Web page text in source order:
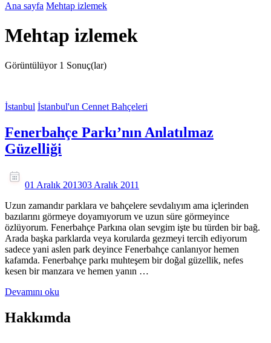
Ana sayfa Mehtap izlemek
Mehtap izlemek
Görüntülüyor 1 Sonuç(lar)
İstanbul İstanbul'un Cennet Bahçeleri
Fenerbahçe Parkı’nın Anlatılmaz
Güzelliği
01 Aralık 201303 Aralık 2011
Uzun zamandır parklara ve bahçelere sevdalıyım ama içlerinden
bazılarını görmeye doyamıyorum ve uzun süre görmeyince
özlüyorum. Fenerbahçe Parkına olan sevgim işte bu türden bir bağ.
Arada başka parklarda veya korularda gezmeyi tercih ediyorum
sadece yani aslen park deyince Fenerbahçe canlanıyor hemen
kafamda. Fenerbahçe parkı muhteşem bir doğal güzellik, nefes
kesen bir manzara ve hemen yanın …
Devamını oku
Hakkımda